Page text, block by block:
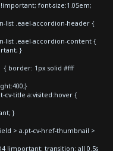
font-size:1.05em;
list .eael-accordion-header {
list .eael-accordion-content {
}
{ border: 1px solid #fff
cv-title a:visited:hover {
}
> a.pt-cv-href-thumbnail >
!important; transition: all 0.5s